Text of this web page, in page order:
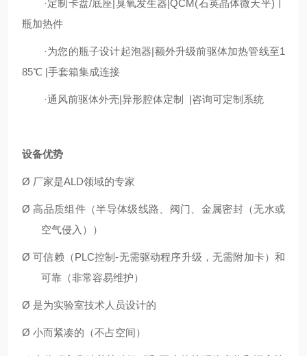
·定制卡盘/底座|臭氧发生器|QCM(石英晶体微天平)丨
瓶加热件
·为您的瓶子设计起泡器|额外升级前驱体加热管线至1
85℃ |手套箱集成连接
·通风前驱体外壳|异形腔体定制 |咨询可定制系统
设备优势
Ø 厂家是ALD领域的专家
Ø高品质组件（半导体级线路、阀门、金属密封（无水或
空气侵入））
Ø可信赖（PLC控制-无需驱动程序升级，无需附加卡）和
可靠（非常容易维护）
Ø 是为实验室技术人员设计的
Ø 小而紧凑的（不占空间）